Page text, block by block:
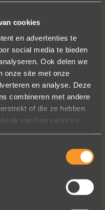
cookies
en advertenties te
social media te bieden
Ook delen we
onze site met onze
en analyse. Deze
combineren met andere
of die ze hebben
van hun services.